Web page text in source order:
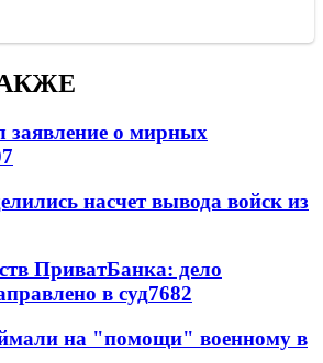
заявление о мирных
насчет вывода войск из
ПриватБанка: дело
в суд7682
на "помощи" военному в